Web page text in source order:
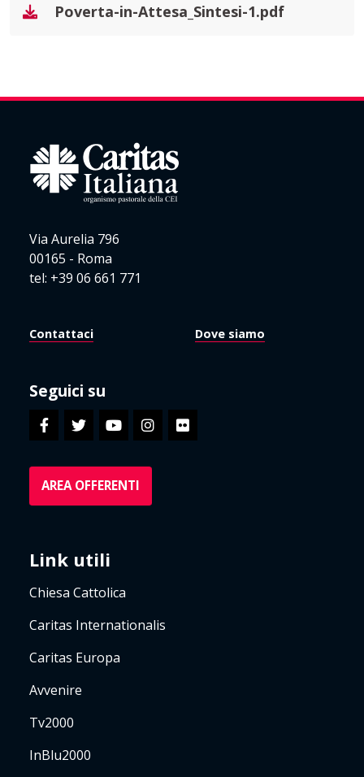
Poverta-in-Attesa_Sintesi-1.pdf
Via Aurelia 796
00165 - Roma
tel: +39 06 661 771
Contattaci Dove siamo
Seguici su
AREA OFFERENTI
Link utili
Chiesa Cattolica
Caritas Internationalis
Caritas Europa
Avvenire
Tv2000
InBlu2000